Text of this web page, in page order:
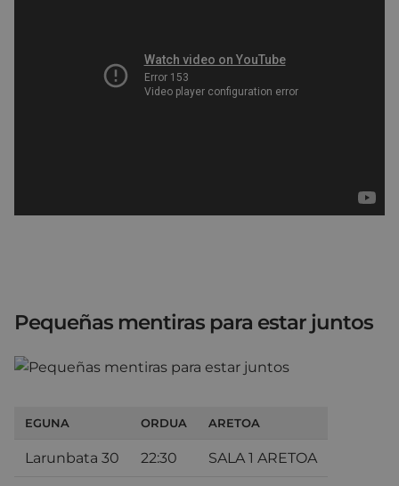
Pequeñas mentiras para estar juntos
EGUNA ORDUA ARETOA
Larunbata 30 22:30 SALA 1 ARETOA